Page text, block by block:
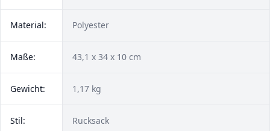
Material: Polyester
Maße: 43,1 x 34 x 10 cm
Gewicht: 1,17 kg
Stil: Rucksack